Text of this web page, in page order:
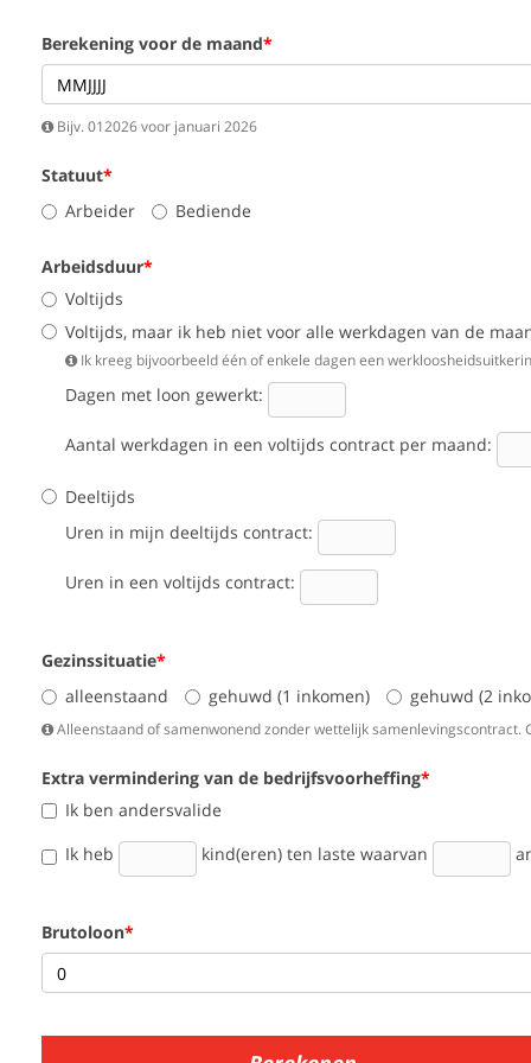
Berekening voor de maand
Bijv. 012026 voor januari 2026
Statuut
Arbeider
Bediende
Arbeidsduur
Voltijds
Voltijds, maar ik heb niet voor alle werkdagen van de
Ik kreeg bijvoorbeeld één of enkele dagen een
Dagen met loon gewerkt:
Aantal werkdagen in een voltijds contract per maand:
Deeltijds
Uren in mijn deeltijds contract:
Uren in een voltijds contract:
Gezinssituatie
alleenstaand
gehuwd (1 inkomen) gehuwd (2
Alleenstaand of samenwonend zonder wettelijk
Extra vermindering van de bedrijfsvoorheffing
Ik ben andersvalide
Ik heb
kind(eren) ten laste waarvan
Brutoloon